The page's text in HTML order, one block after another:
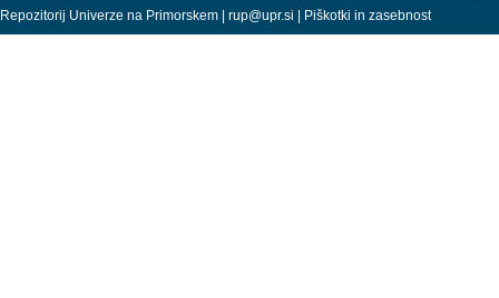
Repozitorij Univerze na Primorskem | rup@upr.si | Piškotki in zasebnost